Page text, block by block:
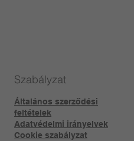
Szabályzat
Általános szerződési
feltételek
Adatvédelmi irányelvek
Cookie szabályzat